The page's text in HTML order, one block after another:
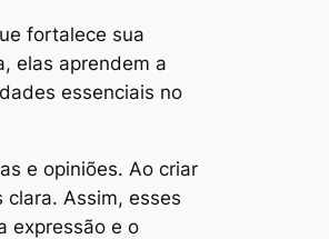
fortalece sua
elas aprendem a
essenciais no
e opiniões. Ao criar
Assim, esses
expressão e o